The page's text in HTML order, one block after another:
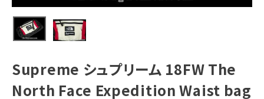
スフェイスエクス
ストバッグ ホワイ
NEW ITEMS
CATEGORY
Tシャツ・ロングスリーブ
パーカー・トレーナー
Supreme シュプリーム 18FW The
North Face Expedition Waist bag